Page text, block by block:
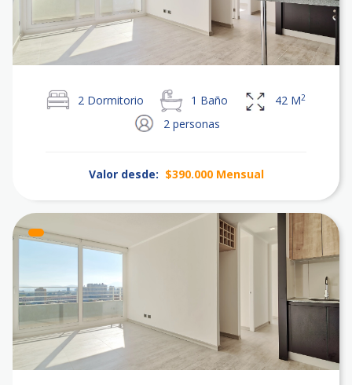
2 Dormitorio 1 Baño 42 M2
2 personas
Valor desde: $390.000 Mensual